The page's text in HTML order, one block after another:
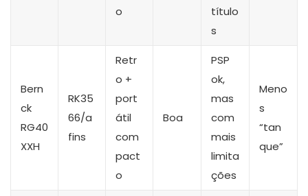
o
título
s
Bern
ck
RG40
XXH
RK35
66/a
fins
Retr
o +
port
átil
com
pact
o
Boa
PSP
ok,
mas
com
mais
limita
ções
Meno
s
“tan
que”